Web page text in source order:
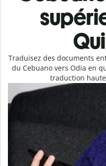
Traduisez des documents
du Cebuano vers Odia en
traduction